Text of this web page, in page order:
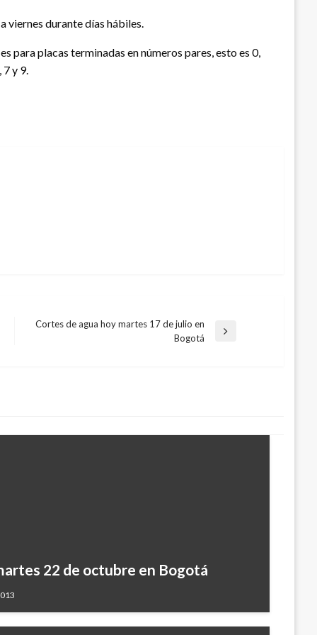
viernes durante días hábiles.
para placas terminadas en números pares, esto es 0,
y 9.
Cortes de agua hoy martes 17 de julio en
Bogotá
22 de octubre en Bogotá